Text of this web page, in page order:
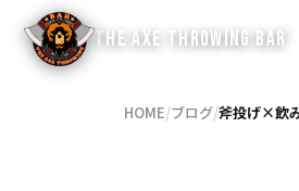
THE AXE THROWING BAR®
HOME/ブログ/斧投げ×飲